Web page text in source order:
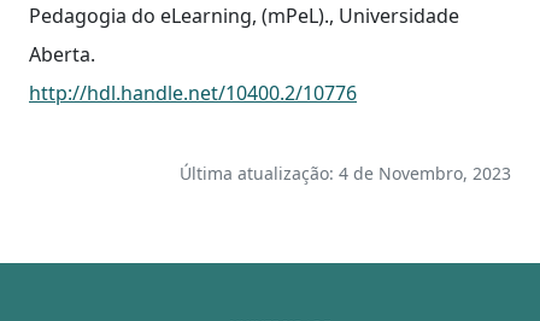
Pedagogia do eLearning, (mPeL)., Universidade
Aberta.
http://hdl.handle.net/10400.2/10776
Última atualização: 4 de Novembro, 2023